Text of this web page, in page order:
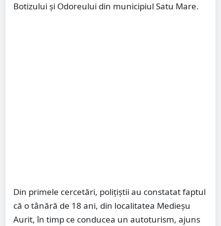
Botizului și Odoreului din municipiul Satu Mare.
Din primele cercetări, polițiștii au constatat faptul
că o tânără de 18 ani, din localitatea Medieșu
Aurit, în timp ce conducea un autoturism, ajuns